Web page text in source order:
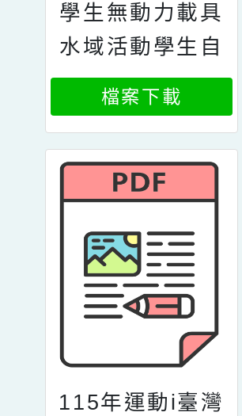
學生無動力載具
水域活動學生自
我身體狀況檢查
表暨家長監護人
同意書
檔案下載
115年運動i臺灣